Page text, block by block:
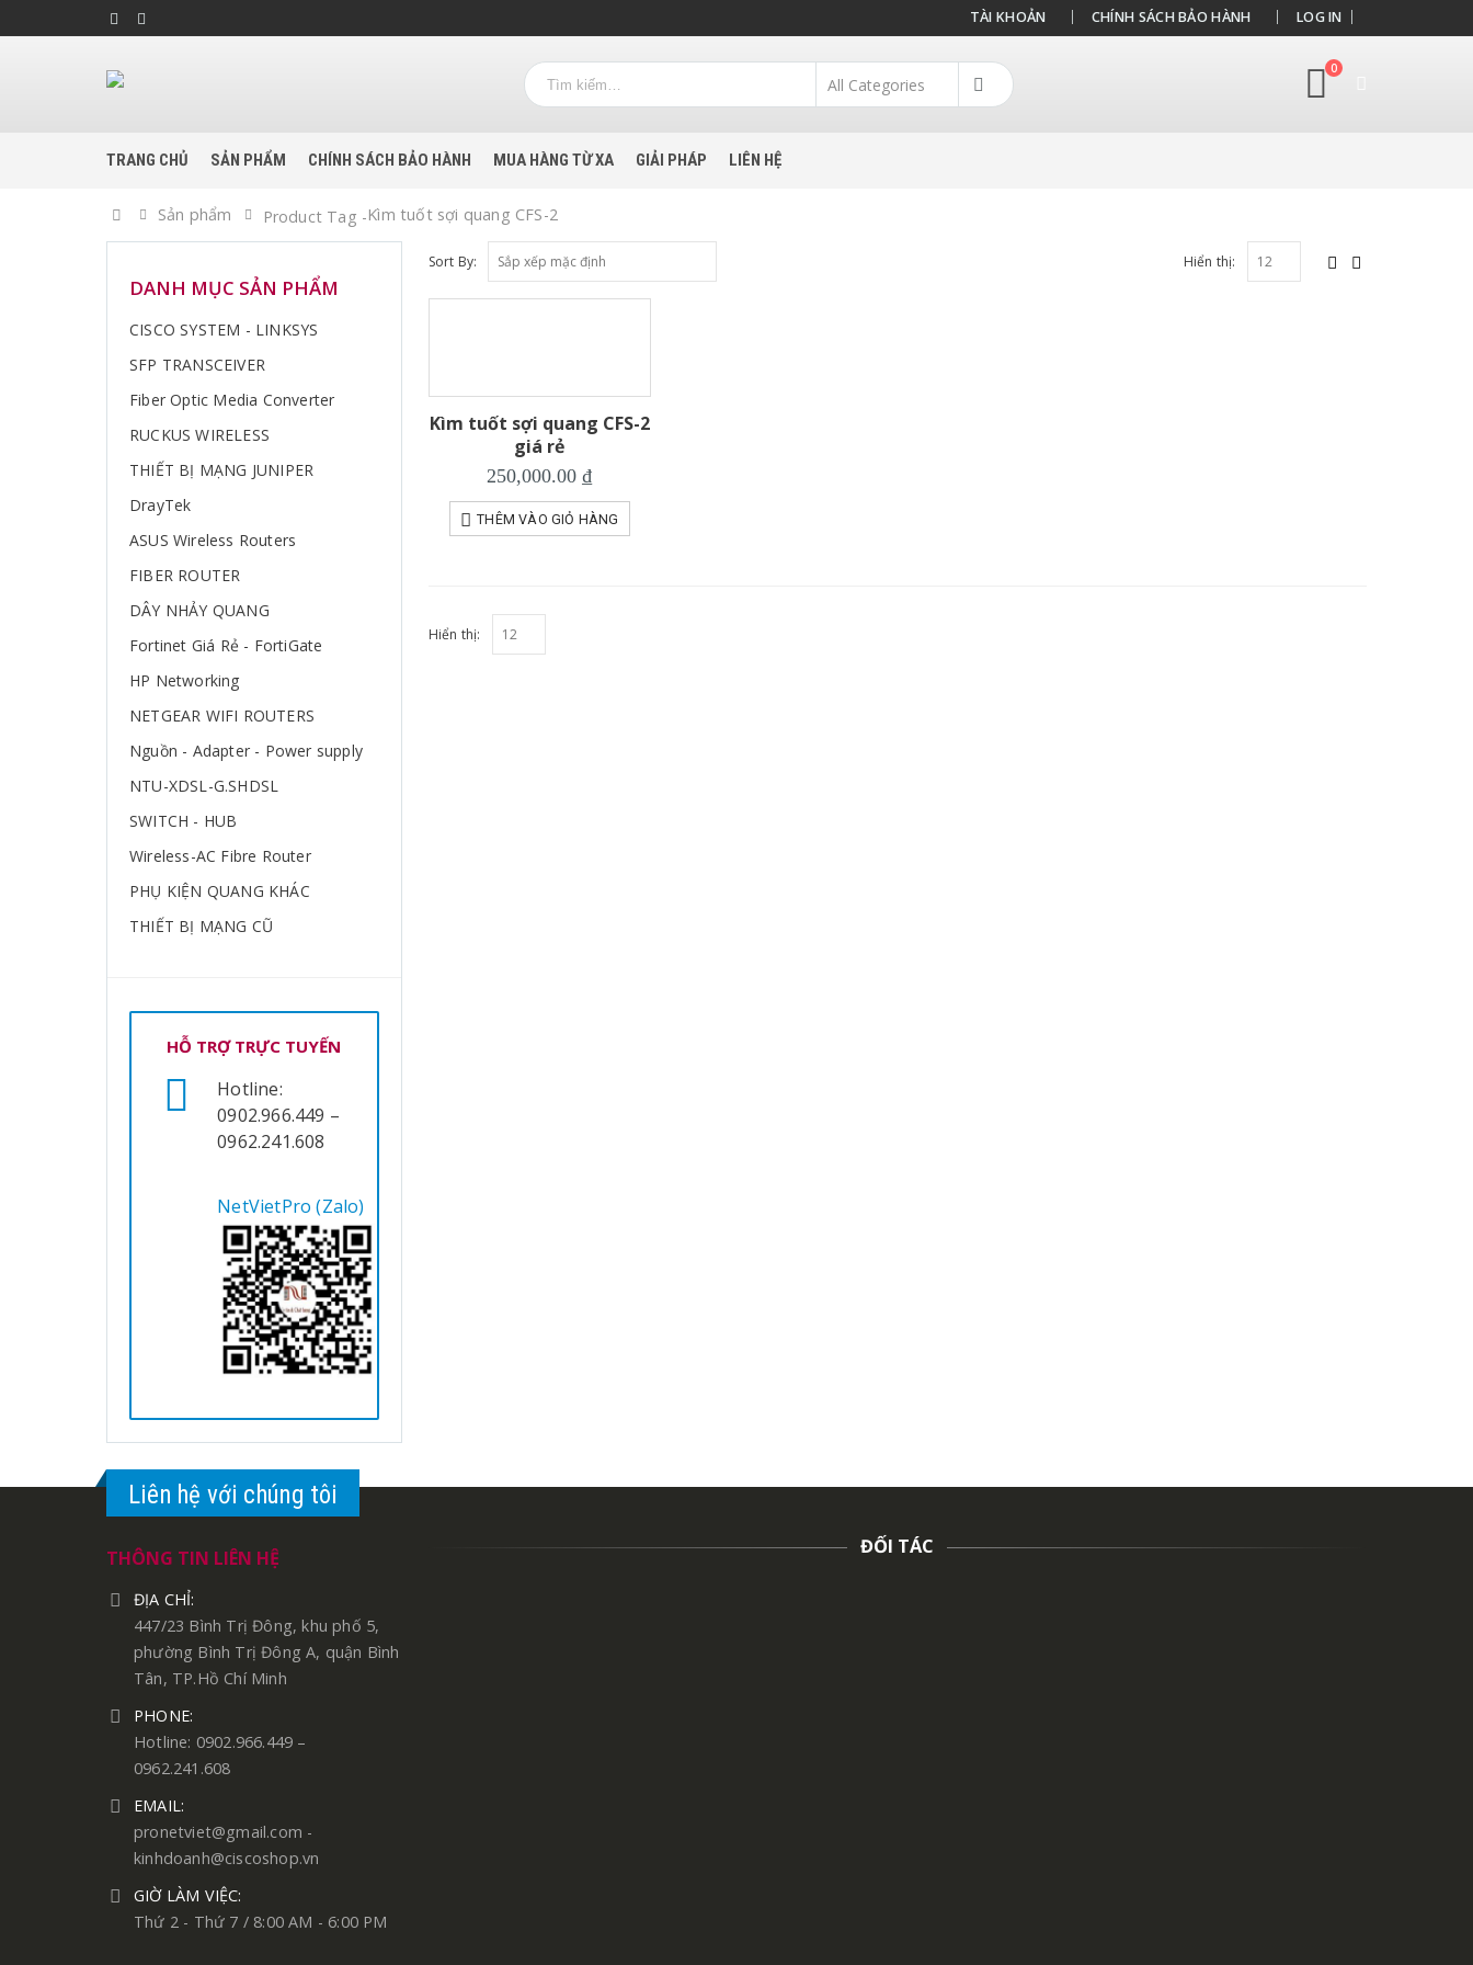
TÀI KHOẢN CHÍNH SÁCH BẢO HÀNH LOG IN
0
TRANG CHỦ SẢN PHẨM CHÍNH SÁCH BẢO HÀNH MUA HÀNG TỪ XA GIẢI PHÁP LIÊN HỆ
Home
Sản phẩm Product Tag -Kìm tuốt sợi quang CFS-2
Sort By: Hiển thị:
Kìm tuốt sợi quang CFS-2
giá rẻ
250,000.00₫
THÊM VÀO GIỎ HÀNG
Hiển thị:
DANH MỤC SẢN PHẨM
CISCO SYSTEM - LINKSYS
SFP TRANSCEIVER
Fiber Optic Media Converter
RUCKUS WIRELESS
THIẾT BỊ MẠNG JUNIPER
DrayTek
ASUS Wireless Routers
FIBER ROUTER
DÂY NHẢY QUANG
Fortinet Giá Rẻ - FortiGate
HP Networking
NETGEAR WIFI ROUTERS
Nguồn - Adapter - Power supply
NTU-XDSL-G.SHDSL
SWITCH - HUB
Wireless-AC Fibre Router
PHỤ KIỆN QUANG KHÁC
THIẾT BỊ MẠNG CŨ
HỖ TRỢ TRỰC TUYẾN
Hotline:
0902.966.449 –
0962.241.608
NetVietPro (Zalo)
Liên hệ với chúng tôi
THÔNG TIN LIÊN HỆ
ĐỊA CHỈ:
447/23 Bình Trị Đông, khu phố 5,
phường Bình Trị Đông A, quận Bình
Tân, TP.Hồ Chí Minh
PHONE:
Hotline: 0902.966.449 –
0962.241.608
EMAIL:
pronetviet@gmail.com -
kinhdoanh@ciscoshop.vn
GIỜ LÀM VIỆC:
Thứ 2 - Thứ 7 / 8:00 AM - 6:00 PM
ĐỐI TÁC